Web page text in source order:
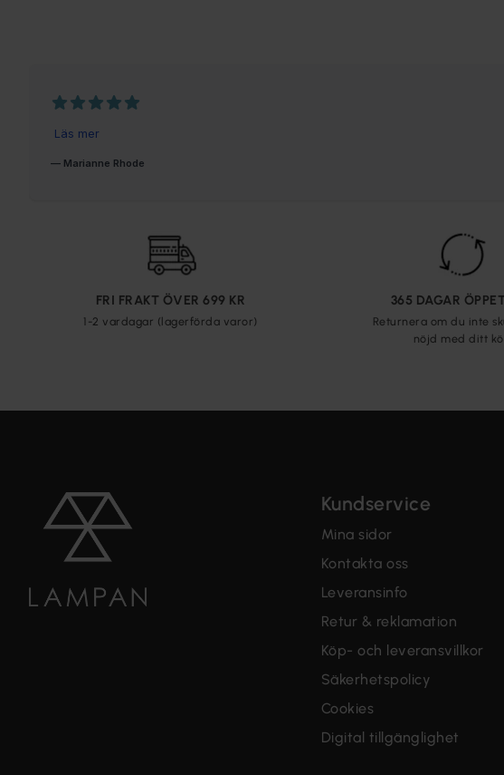
FRI FRAKT ÖVER 699 KR
1-2 vardagar (lagerförda varor)
365 DAGAR
Returnera om du inte
nöjd med ditt
Kundservice
Mina sidor
Kontakta oss
Leveransinfo
Retur & reklamation
Köp- och leveransvillkor
Säkerhetspolicy
Cookies
Digital tillgänglighet